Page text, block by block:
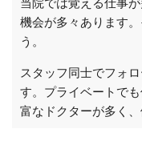
機会が多々あります
う。
スタッフ同士でフォ
す。プライベートで
富なドクターが多く